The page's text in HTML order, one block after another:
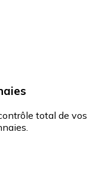
total de vos